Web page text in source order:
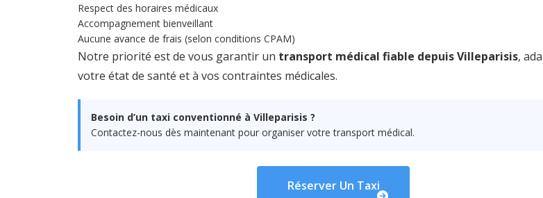
Respect des horaires médicaux
Accompagnement bienveillant
Aucune avance de frais (selon conditions CPAM)
Notre priorité est de vous garantir un transport médical fiable depuis Villeparisis,
votre état de santé et à vos contraintes médicales.
Besoin d’un taxi conventionné à Villeparisis ?
Contactez-nous dès maintenant pour organiser votre transport médical.
Réserver Un Taxi